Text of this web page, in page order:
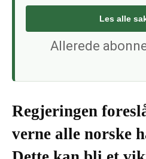
Les alle
Allerede
Regjeringen
verne alle norske